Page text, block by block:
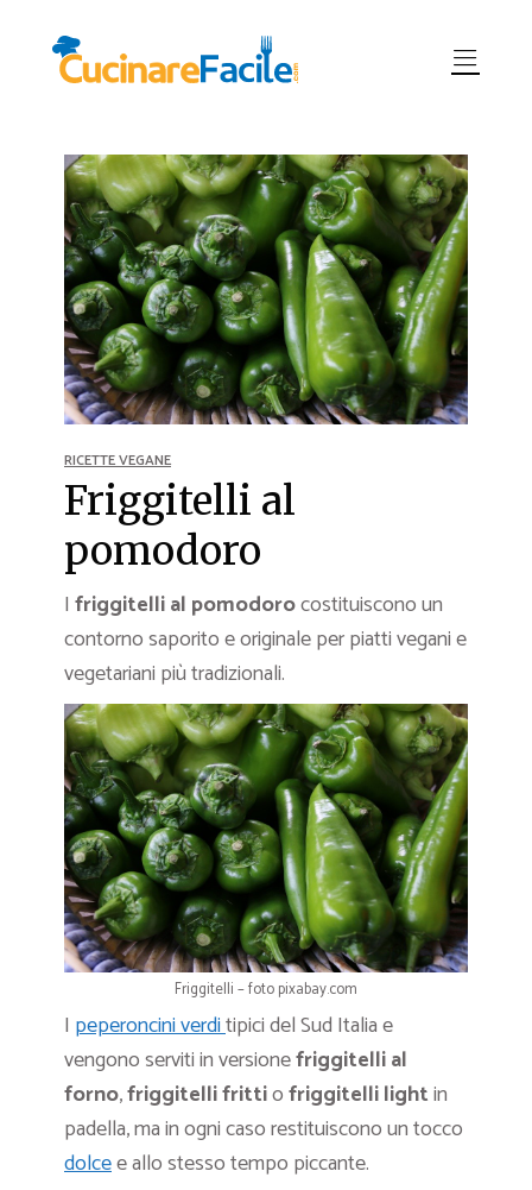
RICETTE VEGANE
Friggitelli al
pomodoro
I friggitelli al pomodorocostituiscono un
contorno saporito e originale per piatti vegani e
vegetariani più tradizionali.
Friggitelli – foto pixabay.com
I peperoncini verditipici del Sud Italia e
vengono serviti in versionefriggitelli al
forno,friggitelli frittiofriggitelli lightin
padella, ma in ogni caso restituiscono un tocco
dolcee allo stesso tempo piccante.